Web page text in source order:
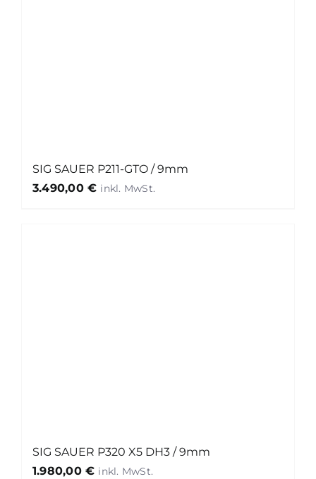
SIG SAUER P211-GTO / 9mm
3.490,00€
SIG SAUER P320 X5 DH3 / 9mm
1.980,00€